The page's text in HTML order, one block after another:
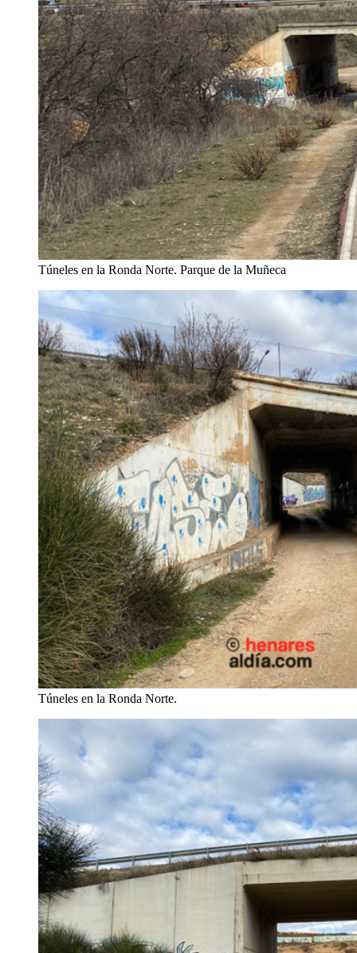
Túneles en la Ronda Norte. Parque de la Muñeca
Túneles en la Ronda Norte.